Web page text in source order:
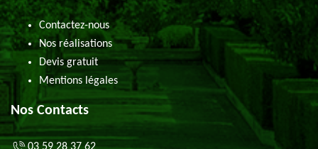
Contactez-nous
Nos réalisations
Devis gratuit
Mentions légales
Nos Contacts